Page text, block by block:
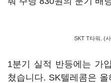
SKT T타워. (
1분기 실적 반등에는 가
쳤습니다. SK텔레콤은